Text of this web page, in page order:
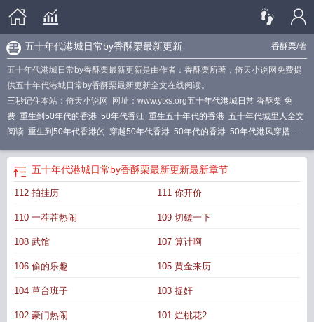
香酥栗/著
五十年代港城日常by香酥栗最新更新
五十年代港城日常by香酥栗最新更新是由作者：香酥栗所著，倚天小说网免费提
供五十年代港城日常by香酥栗最新更新全文在线阅读。
三秒记住本站：倚天小说网 网址：www.ytxs.org五十年代港城日常 香酥栗 免
费 重生到50年代的香港 50年代香江 重生五十年代的香港 五十年代城里人全文
阅读 重生到50年代香港的 穿越50年代香港 50年代的香港 50年代港风穿搭 主
五十年代港城日常by香酥栗最新更新最新章节
112 拍挂历 111 你开价
110 一茬茬热闹 109 切磋一下
108 武馆 107 算计啊
106 偷的乐趣 105 黄金来历
104 草台班子 103 捉奸
102 豪门热闹 101 烂桃花2